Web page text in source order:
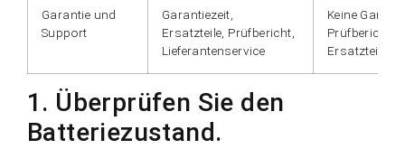
Garantie und
Support
Garantiezeit,
Ersatzteile, Prüfbericht,
Lieferantenservice
Keine
Prüfbericht,
1. Überprüfen Sie den
Batteriezustand.